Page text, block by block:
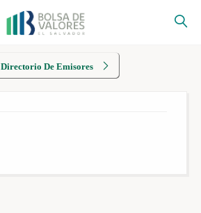
Directorio De Emisores